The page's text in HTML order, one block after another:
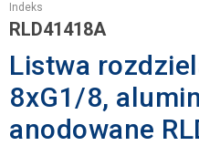
Indeks
RLD41418A
Listwa
8xG1/8,
anodowane